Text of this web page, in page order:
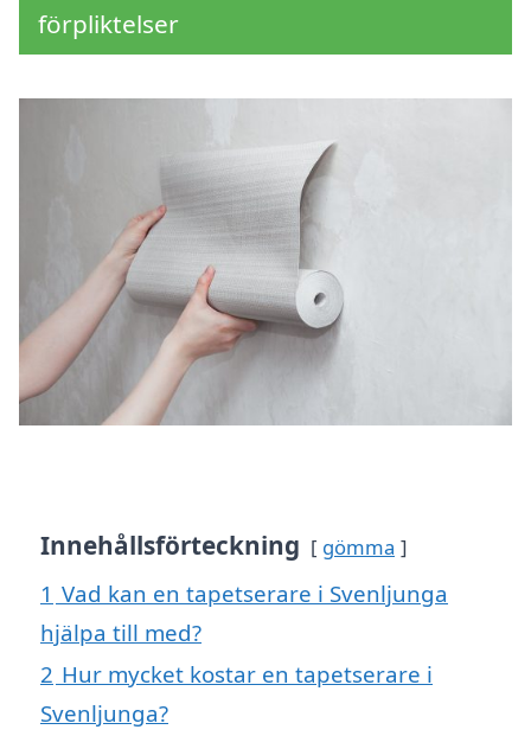
förpliktelser
Innehållsförteckning gömma
1 Vad kan en tapetserare i Svenljunga
hjälpa till med?
2 Hur mycket kostar en tapetserare i
Svenljunga?